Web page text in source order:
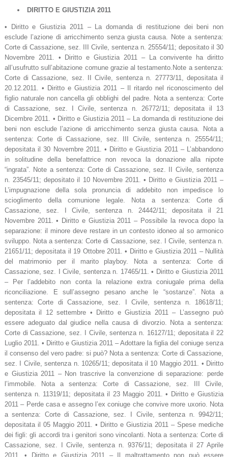
DIRITTO E GIUSTIZIA 2011
• Diritto e Giustizia 2011 – La domanda di restituzione dei beni non
esclude l’azione di arricchimento senza giusta causa. Note a sentenza:
Corte di Cassazione, sez. III Civile, sentenza n. 25554/11; depositato il 30
Novembre 2011. • Diritto e Giustizia 2011 – La convivente ha diritto
all’usufrutto sull’abitazione comune grazie al testamento.Note a sentenza:
Corte di Cassazione, sez. II Civile, sentenza n. 27773/11, depositata il
20.12.2011. • Diritto e Giustizia 2011 – Il ritardo nel riconoscimento del
figlio naturale non cancella gli obblighi del padre. Nota a sentenza: Corte
di Cassazione, sez. I Civile, sentenza n. 26772/11; depositata il 13
Dicembre 2011. • Diritto e Giustizia 2011 – La domanda di restituzione dei
beni non esclude l’azione di arricchimento senza giusta causa. Nota a
sentenza: Corte di Cassazione, sez. III Civile, sentenza n. 25554/11;
depositata il 30 Novembre 2011. • Diritto e Giustizia 2011 – L’abbandono
in solitudine della benefattrice non revoca la donazione alla nipote
“ingrata”. Note a sentenza: Corte di Cassazione, sez. II Civile, sentenza
n. 23545/11; depositato il 10 Novembre 2011. • Diritto e Giustizia 2011 –
L’impugnazione della sola pronuncia di addebito non impedisce lo
scioglimento della comunione legale. Nota a sentenza: Corte di
Cassazione, sez. I Civile, sentenza n. 24442/11; depositata il 21
Novembre 2011. • Diritto e Giustizia 2011 – Possibile la revoca dopo la
separazione: il minore deve restare in un contesto idoneo al so armonico
sviluppo. Nota a sentenza: Corte di Cassazione, sez. I Civile, sentenza n.
21651/11; depositata il 19 Ottobre 2011. • Diritto e Giustizia 2011 – Nullità
del matrimonio per il marito playboy. Nota a sentenza: Corte di
Cassazione, sez. I Civile, sentenza n. 17465/11. • Diritto e Giustizia 2011
– Per l’addebito non conta la relazione extra coniugale prima della
riconciliazione. E sull’assegno pesano anche le “sostanze”. Nota a
sentenza: Corte di Cassazione, sez. I Civile, sentenza n. 18618/11;
depositata il 12 settembre • Diritto e Giustizia 2011 – L’assegno può
essere adeguato dal giudice nella causa di divorzio. Nota a sentenza:
Corte di Cassazione, sez. I Civile, sentenza n. 16127/11; depositata il 22
Luglio 2011. • Diritto e Giustizia 2011 – Adottare la figlia del coniuge senza
il consenso del vero padre: si può? Nota a sentenza: Corte di Cassazione,
sez. I Civile, sentenza n. 10265/11; depositata il 10 Maggio 2011. • Diritto
e Giustizia 2011 – Non trascrive la convenzione di separazione: perde
l’immobile. Nota a sentenza: Corte di Cassazione, sez. III Civile,
sentenza n. 11319/11; depositata il 23 Maggio 2011. • Diritto e Giustizia
2011 – Perde casa e assegno l’ex coniuge che convive more uxorio. Nota
a sentenza: Corte di Cassazione, sez. I Civile, sentenza n. 9942/11;
depositata il 05 Maggio 2011. • Diritto e Giustizia 2011 – Spese mediche
dei figli: gli accordi tra i genitori sono vincolanti. Nota a sentenza: Corte di
Cassazione, sez. I Civile, sentenza n. 9376/11; depositata il 27 Aprile
2011. • Diritto e Giustizia 2011 – Il maltrattamento non può essere